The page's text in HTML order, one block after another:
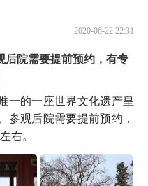
2020-06-22 22:31
后院需要提前预约，有专
一的一座世界文化遗产皇
参观后院需要提前预约，
右。